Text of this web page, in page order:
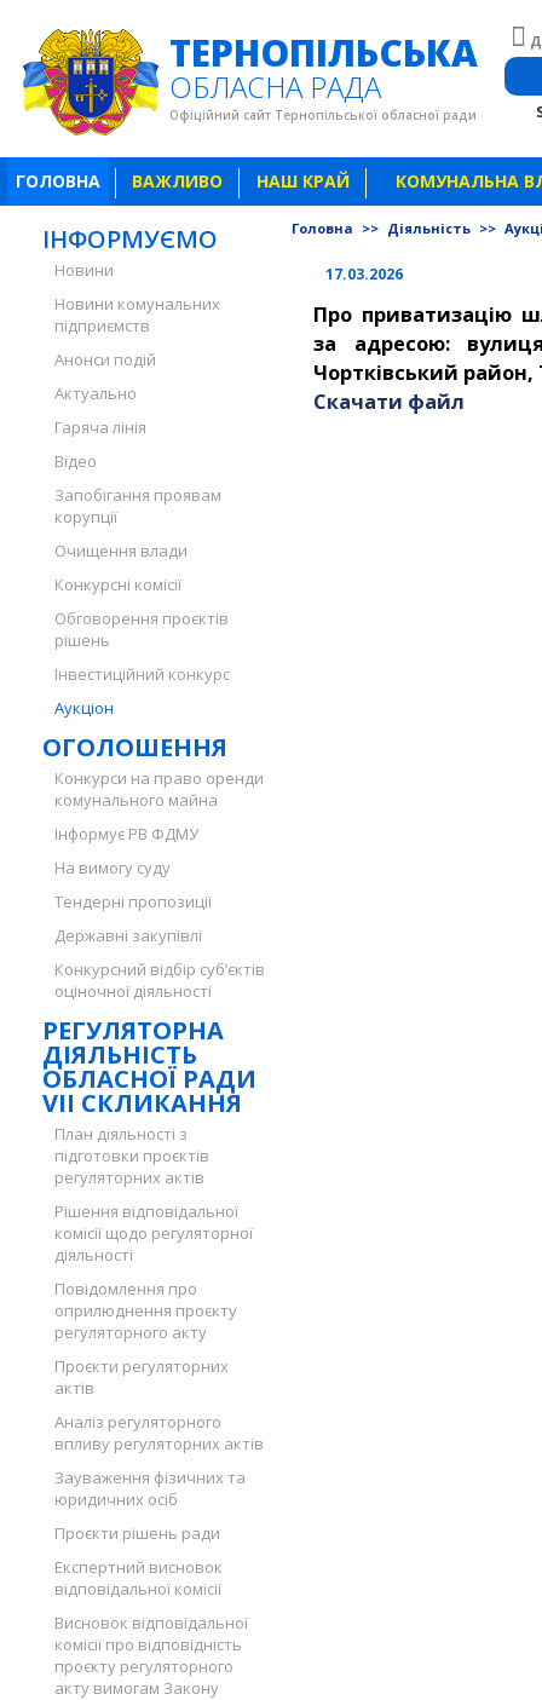
ТЕРНОПІЛЬСЬКА
ОБЛАСНА РАДА
Офіційний сайт Тернопільської обласної ради
ГОЛОВНА ВАЖЛИВО НАШ КРАЙ КОМУНАЛЬНА
ІНФОРМУЄМО
Новини
Новини комунальних
підприємств
Анонси подій
Актуально
Гаряча лінія
Відео
Запобігання проявам
корупції
Очищення влади
Конкурсні комісії
Обговорення проєктів
рішень
Інвестиційний конкурс
Аукціон
ОГОЛОШЕННЯ
Конкурси на право оренди
комунального майна
Інформує РВ ФДМУ
На вимогу суду
Тендерні пропозиції
Державні закупівлі
Конкурсний відбір суб’єктів
оціночної діяльності
РЕГУЛЯТОРНА
ДІЯЛЬНІСТЬ
ОБЛАСНОЇ РАДИ
VII СКЛИКАННЯ
План діяльності з
підготовки проєктів
регуляторних актів
Рішення відповідальної
комісії щодо регуляторної
діяльності
Повідомлення про
оприлюднення проєкту
регуляторного акту
Проєкти регуляторних
актів
Аналіз регуляторного
впливу регуляторних актів
Зауваження фізичних та
юридичних осіб
Проєкти рішень ради
Експертний висновок
відповідальної комісії
Висновок відповідальної
комісії про відповідність
проєкту регуляторного
акту вимогам Закону
Головна >> Діяльність >>
17.03.2026
Про приватизацію
за адресою:
Чортківський район,
Скачати файл